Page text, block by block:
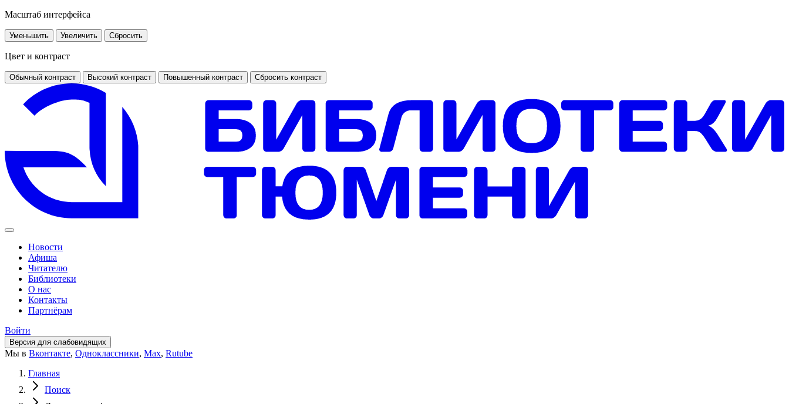
Масштаб интерфейса
Уменьшить Увеличить Сбросить
Цвет и контраст
Обычный контраст Высокий контраст Повышенный контраст Сбросить контраст
Новости
Афиша
Читателю
Библиотеки
О нас
Контакты
Партнёрам
Войти
Версия для слабовидящих
Мы в Вконтакте, Одноклассники, Max, Rutube
Главная
Поиск